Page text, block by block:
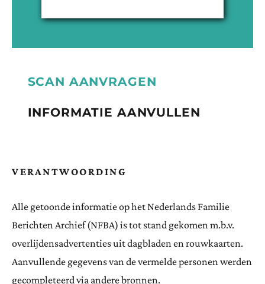
SCAN AANVRAGEN
INFORMATIE AANVULLEN
VERANTWOORDING
Alle getoonde informatie op het Nederlands Familie
Berichten Archief (NFBA) is tot stand gekomen m.b.v.
overlijdensadvertenties uit dagbladen en rouwkaarten.
Aanvullende gegevens van de vermelde personen werden
gecompleteerd via andere bronnen.